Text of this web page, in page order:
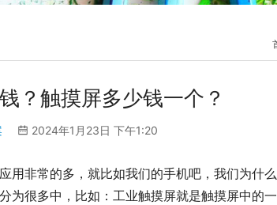
？触摸屏多少钱一个？
2024年1月23日 下午1:20
用非常的多，就比如我们的手机吧，我们为什
为很多中，比如：工业触摸屏就是触摸屏中的